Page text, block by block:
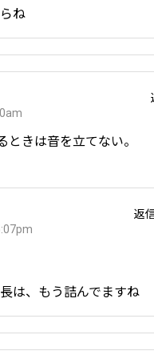
ね
ときは音を立てない。
返
は、もう詰んでますね